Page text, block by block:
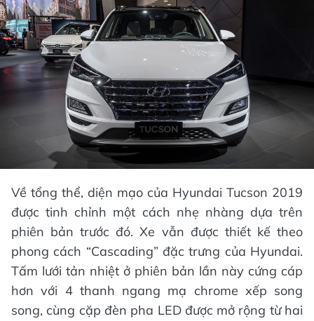
Về tổng thể, diện mạo của Hyundai Tucson 2019
được tinh chỉnh một cách nhẹ nhàng dựa trên
phiên bản trước đó. Xe vẫn được thiết kế theo
phong cách “Cascading” đặc trưng của Hyundai.
Tấm lưới tản nhiệt ở phiên bản lần này cứng cáp
hơn với 4 thanh ngang mạ chrome xếp song
song, cùng cặp đèn pha LED được mở rộng từ hai